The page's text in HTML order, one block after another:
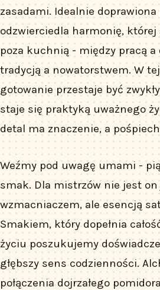
zasadami. Idealnie doprawiona
odzwierciedla harmonię,
poza kuchnią - między pracą
tradycją a nowatorstwem. W
gotowanie przestaje być
staje się praktyką uważnego
detal ma znaczenie, a
Weźmy pod uwagę umami -
smak. Dla mistrzów nie jest on
wzmacniaczem, ale esencją
Smakiem, który dopełnia
życiu poszukujemy
głębszy sens codzienności.
połączenia dojrzałego